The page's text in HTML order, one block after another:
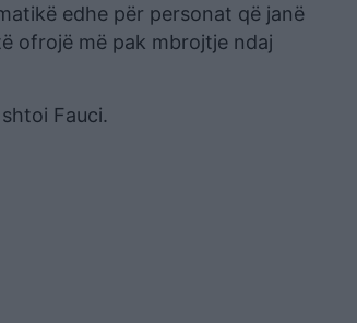
edhe për personat që janë
ofrojë më pak mbrojtje ndaj
Fauci.